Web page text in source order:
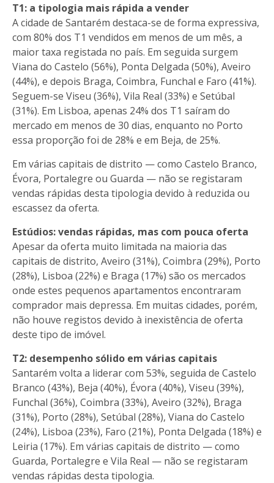
T1: a tipologia mais rápida a vender
A cidade de Santarém destaca-se de forma expressiva,
com 80% dos T1 vendidos em menos de um mês, a
maior taxa registada no país. Em seguida surgem
Viana do Castelo (56%), Ponta Delgada (50%), Aveiro
(44%), e depois Braga, Coimbra, Funchal e Faro (41%).
Seguem-se Viseu (36%), Vila Real (33%) e Setúbal
(31%). Em Lisboa, apenas 24% dos T1 saíram do
mercado em menos de 30 dias, enquanto no Porto
essa proporção foi de 28% e em Beja, de 25%.
Em várias capitais de distrito — como Castelo Branco,
Évora, Portalegre ou Guarda — não se registaram
vendas rápidas desta tipologia devido à reduzida ou
escassez da oferta.
Estúdios: vendas rápidas, mas com pouca oferta
Apesar da oferta muito limitada na maioria das
capitais de distrito, Aveiro (31%), Coimbra (29%), Porto
(28%), Lisboa (22%) e Braga (17%) são os mercados
onde estes pequenos apartamentos encontraram
comprador mais depressa. Em muitas cidades, porém,
não houve registos devido à inexistência de oferta
deste tipo de imóvel.
T2: desempenho sólido em várias capitais
Santarém volta a liderar com 53%, seguida de Castelo
Branco (43%), Beja (40%), Évora (40%), Viseu (39%),
Funchal (36%), Coimbra (33%), Aveiro (32%), Braga
(31%), Porto (28%), Setúbal (28%), Viana do Castelo
(24%), Lisboa (23%), Faro (21%), Ponta Delgada (18%) e
Leiria (17%). Em várias capitais de distrito — como
Guarda, Portalegre e Vila Real — não se registaram
vendas rápidas desta tipologia.